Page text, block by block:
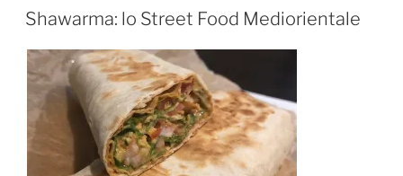
PUBBLICATO
IL
Shawarma: lo Street Food Mediorientale